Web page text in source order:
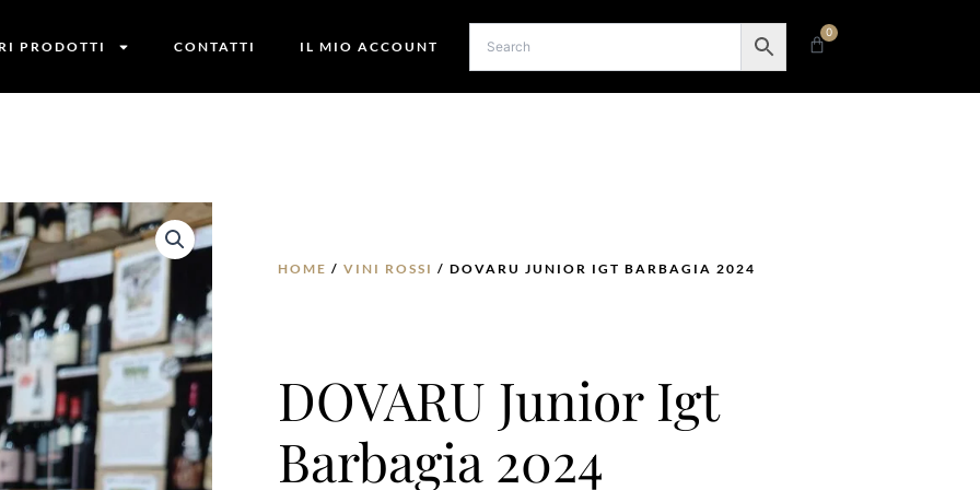
PRODOTTI CONTATTI IL MIO ACCOUNT
0
Carrello
HOME / VINI ROSSI / DOVARU JUNIOR IGT BARBAGIA 2024
DOVARU Junior Igt
Barbagia 2024